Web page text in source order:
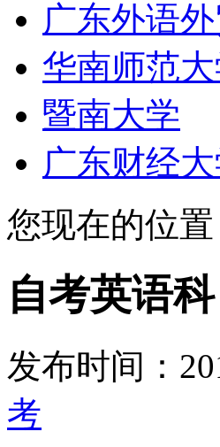
广东外语
华南师范
暨南大学
广东财经
您现在的位置
自考英语
发布时间：
考